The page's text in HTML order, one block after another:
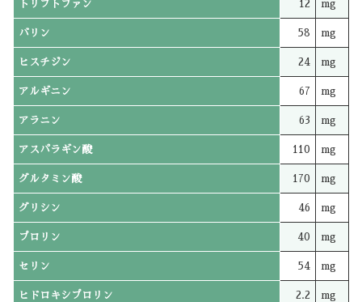
トリプトファン 12 mg
バリン 58 mg
ヒスチジン 24 mg
アルギニン 67 mg
アラニン 63 mg
アスパラギン酸 110 mg
グルタミン酸 170 mg
グリシン 46 mg
プロリン 40 mg
セリン 54 mg
ヒドロキシプロリン 2.2 mg